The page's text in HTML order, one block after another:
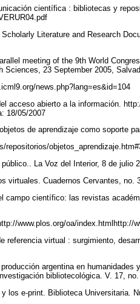
científica : bibliotecas y
Literature and Research
meeting of the 9th World
Sciences, 23 September 2005,
news.php?lang=es&id=104
acceso abierto a la información.
18/05/2007
de aprendizaje como soporte
repositorios/
La Voz del Interior, 8 de julio
virtuales. Cuadernos Cervantes, no.
campo científico: las revistas
www.plos.org/oa/index.htmlhttp://
referencia virtual : surgimiento,
argentina en
bibliotecológica. V. 17,
los e-print. Biblioteca Universitaria.